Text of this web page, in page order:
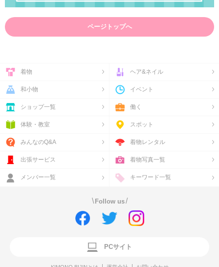
ページトップへ
着物 ヘア&ネイル
和小物 イベント
ショップ一覧 働く
体験・教室 スポット
みんなのQ&A 着物レンタル
出張サービス 着物写真一覧
メンバー一覧 キーワード一覧
\ Follow us/
PCサイト